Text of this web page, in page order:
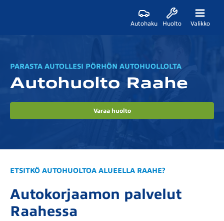
Autohaku Huolto Valikko
Autohuolto Raahe
PARASTA AUTOLLESI PÖRHÖN AUTOHUOLLOLTA
Varaa huolto
ETSITKÖ AUTOHUOLTOA ALUEELLA RAAHE?
Autokorjaamon palvelut
Raahessa